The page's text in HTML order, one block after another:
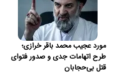
مورد عجیب محمد باقر خرازی؛
طرح اتهامات جدی و صدور فتوای
قتل بی‌حجابان